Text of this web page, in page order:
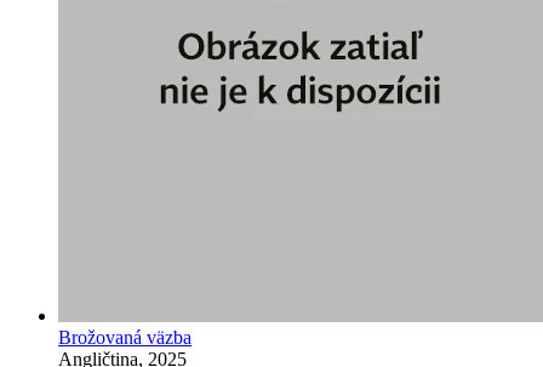
Brožovaná väzba
Angličtina, 2025